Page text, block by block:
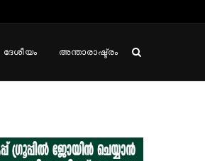
ദേശീയം അന്താരാഷ്ട്രം